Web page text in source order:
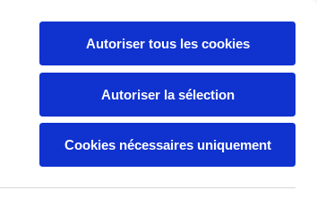
Autoriser tous les cookies
Autoriser la sélection
Cookies nécessaires uniquement
Appelez-nous:07 66 54 61 15